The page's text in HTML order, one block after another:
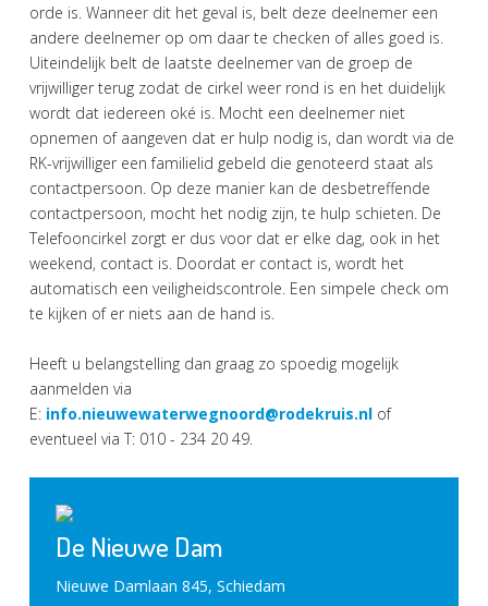
orde is. Wanneer dit het geval is, belt deze deelnemer een
andere deelnemer op om daar te checken of alles goed is.
Uiteindelijk belt de laatste deelnemer van de groep de
vrijwilliger terug zodat de cirkel weer rond is en het duidelijk
wordt dat iedereen oké is. Mocht een deelnemer niet
opnemen of aangeven dat er hulp nodig is, dan wordt via de
RK-vrijwilliger een familielid gebeld die genoteerd staat als
contactpersoon. Op deze manier kan de desbetreffende
contactpersoon, mocht het nodig zijn, te hulp schieten. De
Telefooncirkel zorgt er dus voor dat er elke dag, ook in het
weekend, contact is. Doordat er contact is, wordt het
automatisch een veiligheidscontrole. Een simpele check om
te kijken of er niets aan de hand is.
Heeft u belangstelling dan graag zo spoedig mogelijk
aanmelden via
E: info.nieuwewaterwegnoord@rodekruis.nl of
eventueel via T: 010 - 234 20 49.
De Nieuwe Dam
Nieuwe Damlaan 845, Schiedam